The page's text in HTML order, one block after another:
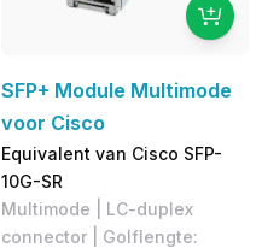
SFP+ Module Multimode
voor Cisco
Equivalent van Cisco SFP-
10G-SR
Multimode | LC-duplex
connector | Golflengte: